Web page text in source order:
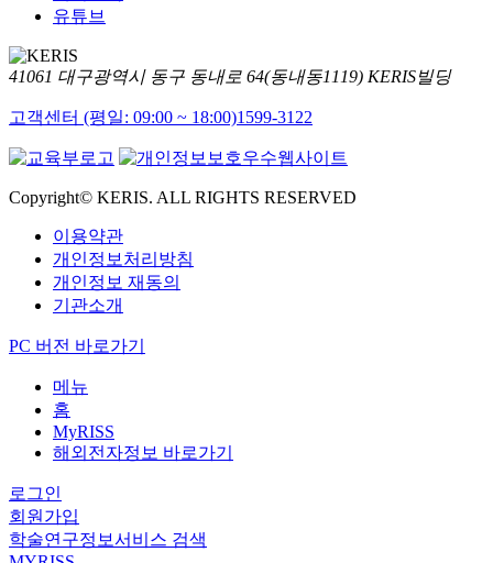
유튜브
41061 대구광역시 동구 동내로 64(동내동1119) KERIS빌딩
고객센터 (평일: 09:00 ~ 18:00)1599-3122
Copyright© KERIS. ALL RIGHTS RESERVED
이용약관
개인정보처리방침
개인정보 재동의
기관소개
PC 버전 바로가기
메뉴
홈
MyRISS
해외전자정보 바로가기
로그인
회원가입
학술연구정보서비스 검색